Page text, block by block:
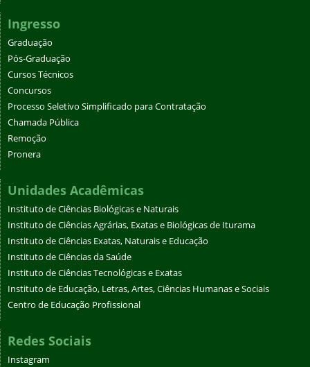
Ingresso
Graduação
Pós-Graduação
Cursos Técnicos
Concursos
Processo Seletivo Simplificado para Contratação
Chamada Pública
Remoção
Pronera
Unidades Acadêmicas
Instituto de Ciências Biológicas e Naturais
Instituto de Ciências Agrárias, Exatas e Biológicas de Iturama
Instituto de Ciências Exatas, Naturais e Educação
Instituto de Ciências da Saúde
Instituto de Ciências Tecnológicas e Exatas
Instituto de Educação, Letras, Artes, Ciências Humanas e Sociais
Centro de Educação Profissional
Redes Sociais
Instagram